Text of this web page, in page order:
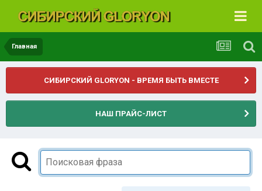
Главная
СИБИРСКИЙ GLORYON - ВРЕМЯ БЫТЬ ВМЕСТЕ
НАШ ПРАЙС-ЛИСТ